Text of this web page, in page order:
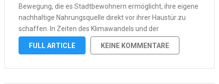
Bewegung, die es Stadtbewohnern ermöglicht, ihre eigene
nachhaltige Nahrungsquelle direkt vor ihrer Haustür zu
schaffen. In Zeiten des Klimawandels und der
Urbanisierung wird die Notwendigkeit, lokal und nachhaltig
anzubauen, immer dringlicher. Doch wie kann man in einer
FULL ARTICLE KEINE KOMMENTARE